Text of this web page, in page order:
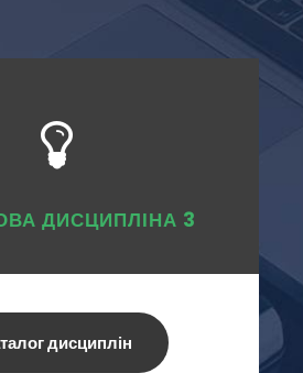
ДИСЦИПЛІНА 3
дисциплін